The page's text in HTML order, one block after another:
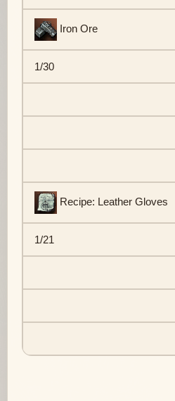
Iron Ore
1/30
Recipe: Leather Gloves
1/21